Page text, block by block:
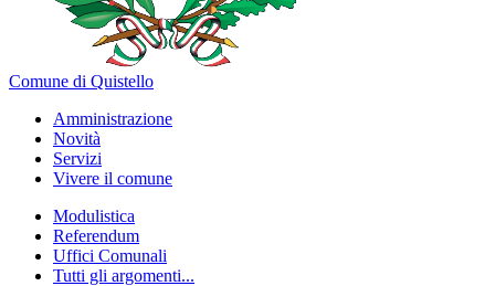
Comune di Quistello
Amministrazione
Novità
Servizi
Vivere il comune
Modulistica
Referendum
Uffici Comunali
Tutti gli argomenti...